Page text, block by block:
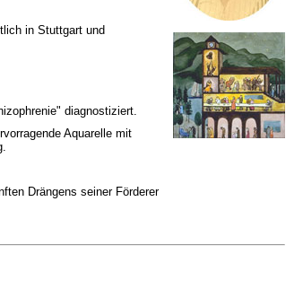
in Stuttgart und
diagnostiziert.
Aquarelle mit
Drängens seiner Förderer